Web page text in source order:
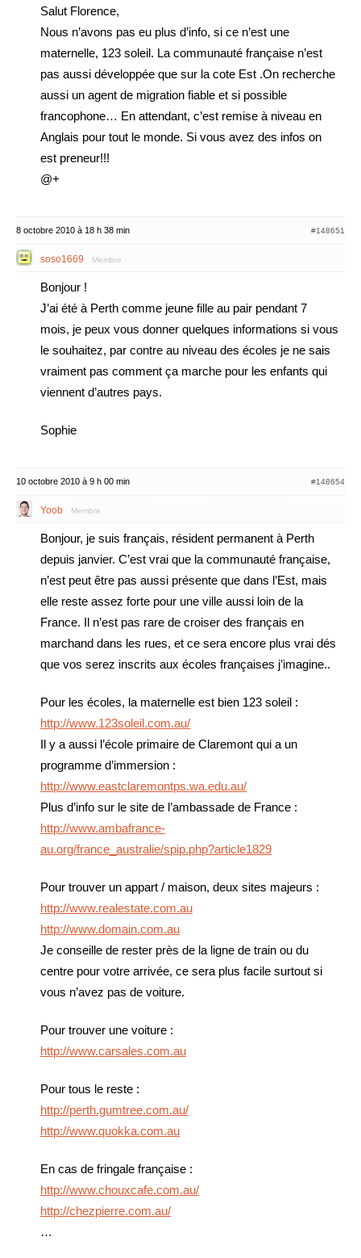
Salut Florence,
Nous n’avons pas eu plus d’info, si ce n’est une
maternelle, 123 soleil. La communauté française n’est
pas aussi développée que sur la cote Est .On recherche
aussi un agent de migration fiable et si possible
francophone… En attendant, c’est remise à niveau en
Anglais pour tout le monde. Si vous avez des infos on
est preneur!!!
@+
8 octobre 2010 à 18 h 38 min #148651
soso1669 Membre
Bonjour !
J’ai été à Perth comme jeune fille au pair pendant 7
mois, je peux vous donner quelques informations si vous
le souhaitez, par contre au niveau des écoles je ne sais
vraiment pas comment ça marche pour les enfants qui
viennent d’autres pays.
Sophie
10 octobre 2010 à 9 h 00 min #148654
Yoob Membre
Bonjour, je suis français, résident permanent à Perth
depuis janvier. C’est vrai que la communauté française,
n’est peut être pas aussi présente que dans l’Est, mais
elle reste assez forte pour une ville aussi loin de la
France. Il n’est pas rare de croiser des français en
marchand dans les rues, et ce sera encore plus vrai dés
que vos serez inscrits aux écoles françaises j’imagine..
Pour les écoles, la maternelle est bien 123 soleil :
http://www.123soleil.com.au/
Il y a aussi l’école primaire de Claremont qui a un
programme d’immersion :
http://www.eastclaremontps.wa.edu.au/
Plus d’info sur le site de l’ambassade de France :
http://www.ambafrance-
au.org/france_australie/spip.php?article1829
Pour trouver un appart / maison, deux sites majeurs :
http://www.realestate.com.au
http://www.domain.com.au
Je conseille de rester près de la ligne de train ou du
centre pour votre arrivée, ce sera plus facile surtout si
vous n’avez pas de voiture.
Pour trouver une voiture :
http://www.carsales.com.au
Pour tous le reste :
http://perth.gumtree.com.au/
http://www.quokka.com.au
En cas de fringale française :
http://www.chouxcafe.com.au/
http://chezpierre.com.au/
…